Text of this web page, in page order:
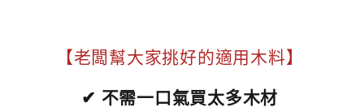
【老闆幫大家挑好的適用木料】
✔ 不需一口氣買太多木材